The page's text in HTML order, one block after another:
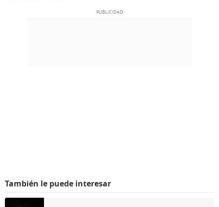
También le puede interesar